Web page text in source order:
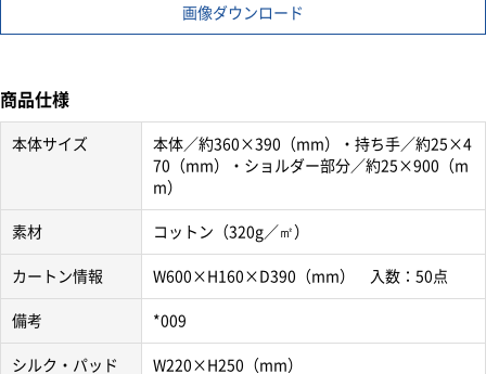
画像ダウンロード
商品仕様
本体サイズ
本体／約360×390（mm）・持ち手／約25×4
70（mm）・ショルダー部分／約25×900（m
m）
素材 コットン（320g／㎡）
カートン情報 W600×H160×D390（mm） 入数：50点
備考 *009
シルク・パッド
W220×H250（mm）